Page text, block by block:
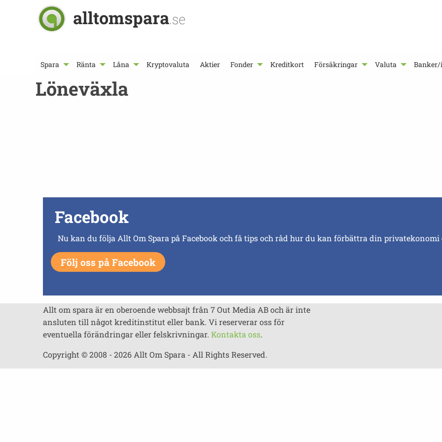
alltomspara.se
Spara Ränta Låna Kryptovaluta Aktier Fonder Kreditkort Försäkringar Valuta
Löneväxla
Facebook
Nu kan du följa Allt Om Spara på Facebook och få tips och råd hur du kan förbättra din
Följ oss på Facebook
Allt om spara är en oberoende webbsajt från 7 Out Media AB och är inte
ansluten till något kreditinstitut eller bank. Vi reserverar oss för
eventuella förändringar eller felskrivningar. Kontakta oss.
Copyright © 2008 - 2026 Allt Om Spara - All Rights Reserved.